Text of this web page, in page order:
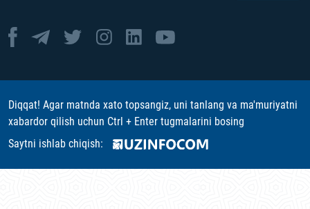
Diqqat! Agar matnda xato topsangiz, uni tanlang va ma'muriyatni
xabardor qilish uchun Ctrl + Enter tugmalarini bosing
Saytni ishlab chiqish: